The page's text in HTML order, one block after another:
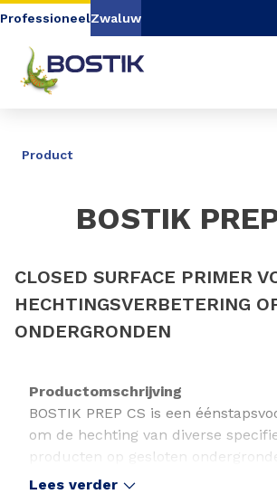
Go to content Go to navigation
ProfessioneelZwaluw
Product
BOSTIK
CLOSED SURFACE PRIMER
HECHTINGSVERBETERING
ONDERGRONDEN
Productomschrijving
BOSTIK PREP CS is een
om de hechting van diverse
producten op gesloten
verbeteren.
Lees verder